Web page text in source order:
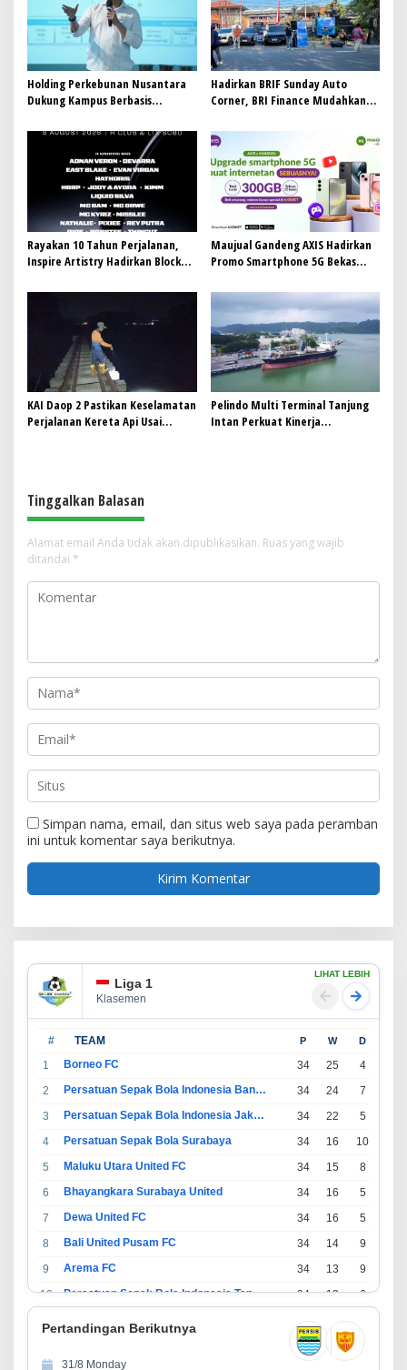
p
o
s
Holding Perkebunan Nusantara
Dukung Kampus Berbasis
Jadi Mahasiswa Angkatan
Pertama Magister ITSI
Hadirkan BRIF Sunday Auto
Corner, BRI Finance Mudahkan
Impian
Rayakan 10 Tahun Perjalanan,
Inspire Artistry Hadirkan Block
Maujual Gandeng AXIS Hadirkan
Promo Smartphone 5G Bekas
KAI Daop 2 Pastikan Keselamatan
Perjalanan Kereta Api Usai
Pelindo Multi Terminal Tanjung
Intan Perkuat Kinerja
Tinggalkan Balasan
Alamat email Anda tidak akan dipublikasikan. Ruas yang wajib
ditandai *
Simpan nama, email, dan situs web saya pada peramban
ini untuk komentar saya berikutnya.
Liga 1
Klasemen
LIHAT LEBIH
# TEAM P W D
1 Borneo FC 34 25 4
2
Persatuan Sepak Bola Indonesia Bandung 34 24 7
3
Persatuan Sepak Bola Indonesia Jakarta 34 22 5
4
Persatuan Sepak Bola Surabaya 34 16 10
5
Maluku Utara United FC 34 15 8
6
Bhayangkara Surabaya United 34 16 5
7
Dewa United FC 34 16 5
8
Bali United Pusam FC 34 14 9
9
Arema FC 34 13 9
10
Persatuan Sepak Bola Indonesia Tangerang 34 13 6
34 11
Pertandingan Berikutnya
31/8 Monday